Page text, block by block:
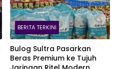
BERITA TERKINI
Bulog Sultra Pasarkan
Beras Premium ke Tujuh